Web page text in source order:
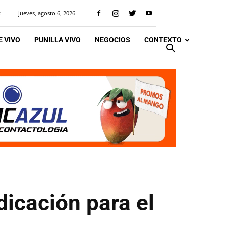
jueves, agosto 6, 2026
VIVO PUNILLA VIVO NEGOCIOS CONTEXTO
para el